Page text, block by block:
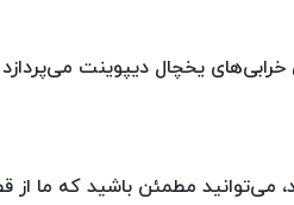
یخچال دیپوینت
می‌توانید مطمئن باشید که ما